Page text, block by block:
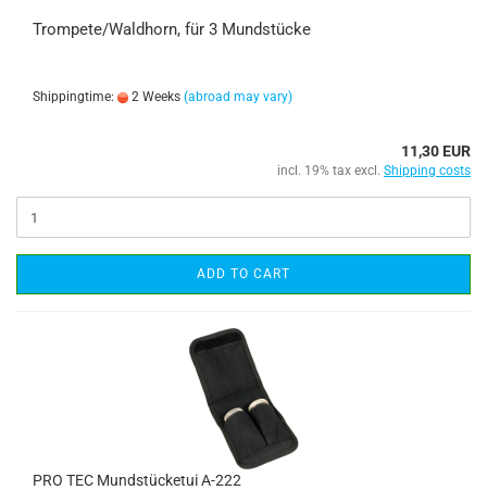
Trompete/Waldhorn, für 3 Mundstücke
Shippingtime: 2 Weeks (abroad may vary)
11,30 EUR
incl. 19% tax excl. Shipping costs
ADD TO CART
PRO TEC Mundstücketui A-222